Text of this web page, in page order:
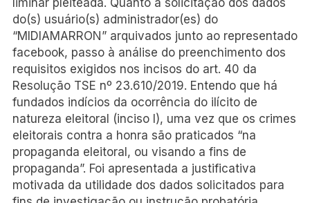
do(s) usuário(s) administrador(es) do
“MIDIAMARRON” arquivados junto ao representado
facebook, passo à análise do preenchimento dos
requisitos exigidos nos incisos do art. 40 da
Resolução TSE nº 23.610/2019. Entendo que há
fundados indícios da ocorrência do ilícito de
natureza eleitoral (inciso I), uma vez que os crimes
eleitorais contra a honra são praticados “na
propaganda eleitoral, ou visando a fins de
propaganda”. Foi apresentada a justificativa
motivada da utilidade dos dados solicitados para